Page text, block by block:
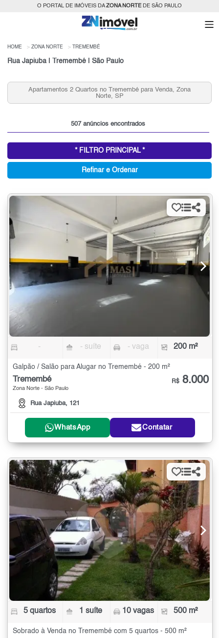
O PORTAL DE IMÓVEIS DAZONA NORTEDE SÃO PAULO
HOME ZONA NORTE TREMEMBÉ
Rua Japiuba | Tremembé | São Paulo
Condomínios Fechados 2 Quartos e 2 Vagas Tremembé
para Venda, Zona Norte, SP
507 anúncios encontrados
* FILTRO PRINCIPAL *
Refinar e Ordenar
- - suíte - vaga 200 m²
Galpão / Salão para Alugar no Tremembé - 200 m²
Tremembé
Zona Norte - São Paulo
Rua Japiuba, 121
R$ 8.000
WhatsApp Contatar
5 quartos 1 suíte 10 vagas 500 m²
Sobrado à Venda no Tremembé com 5 quartos - 500 m²